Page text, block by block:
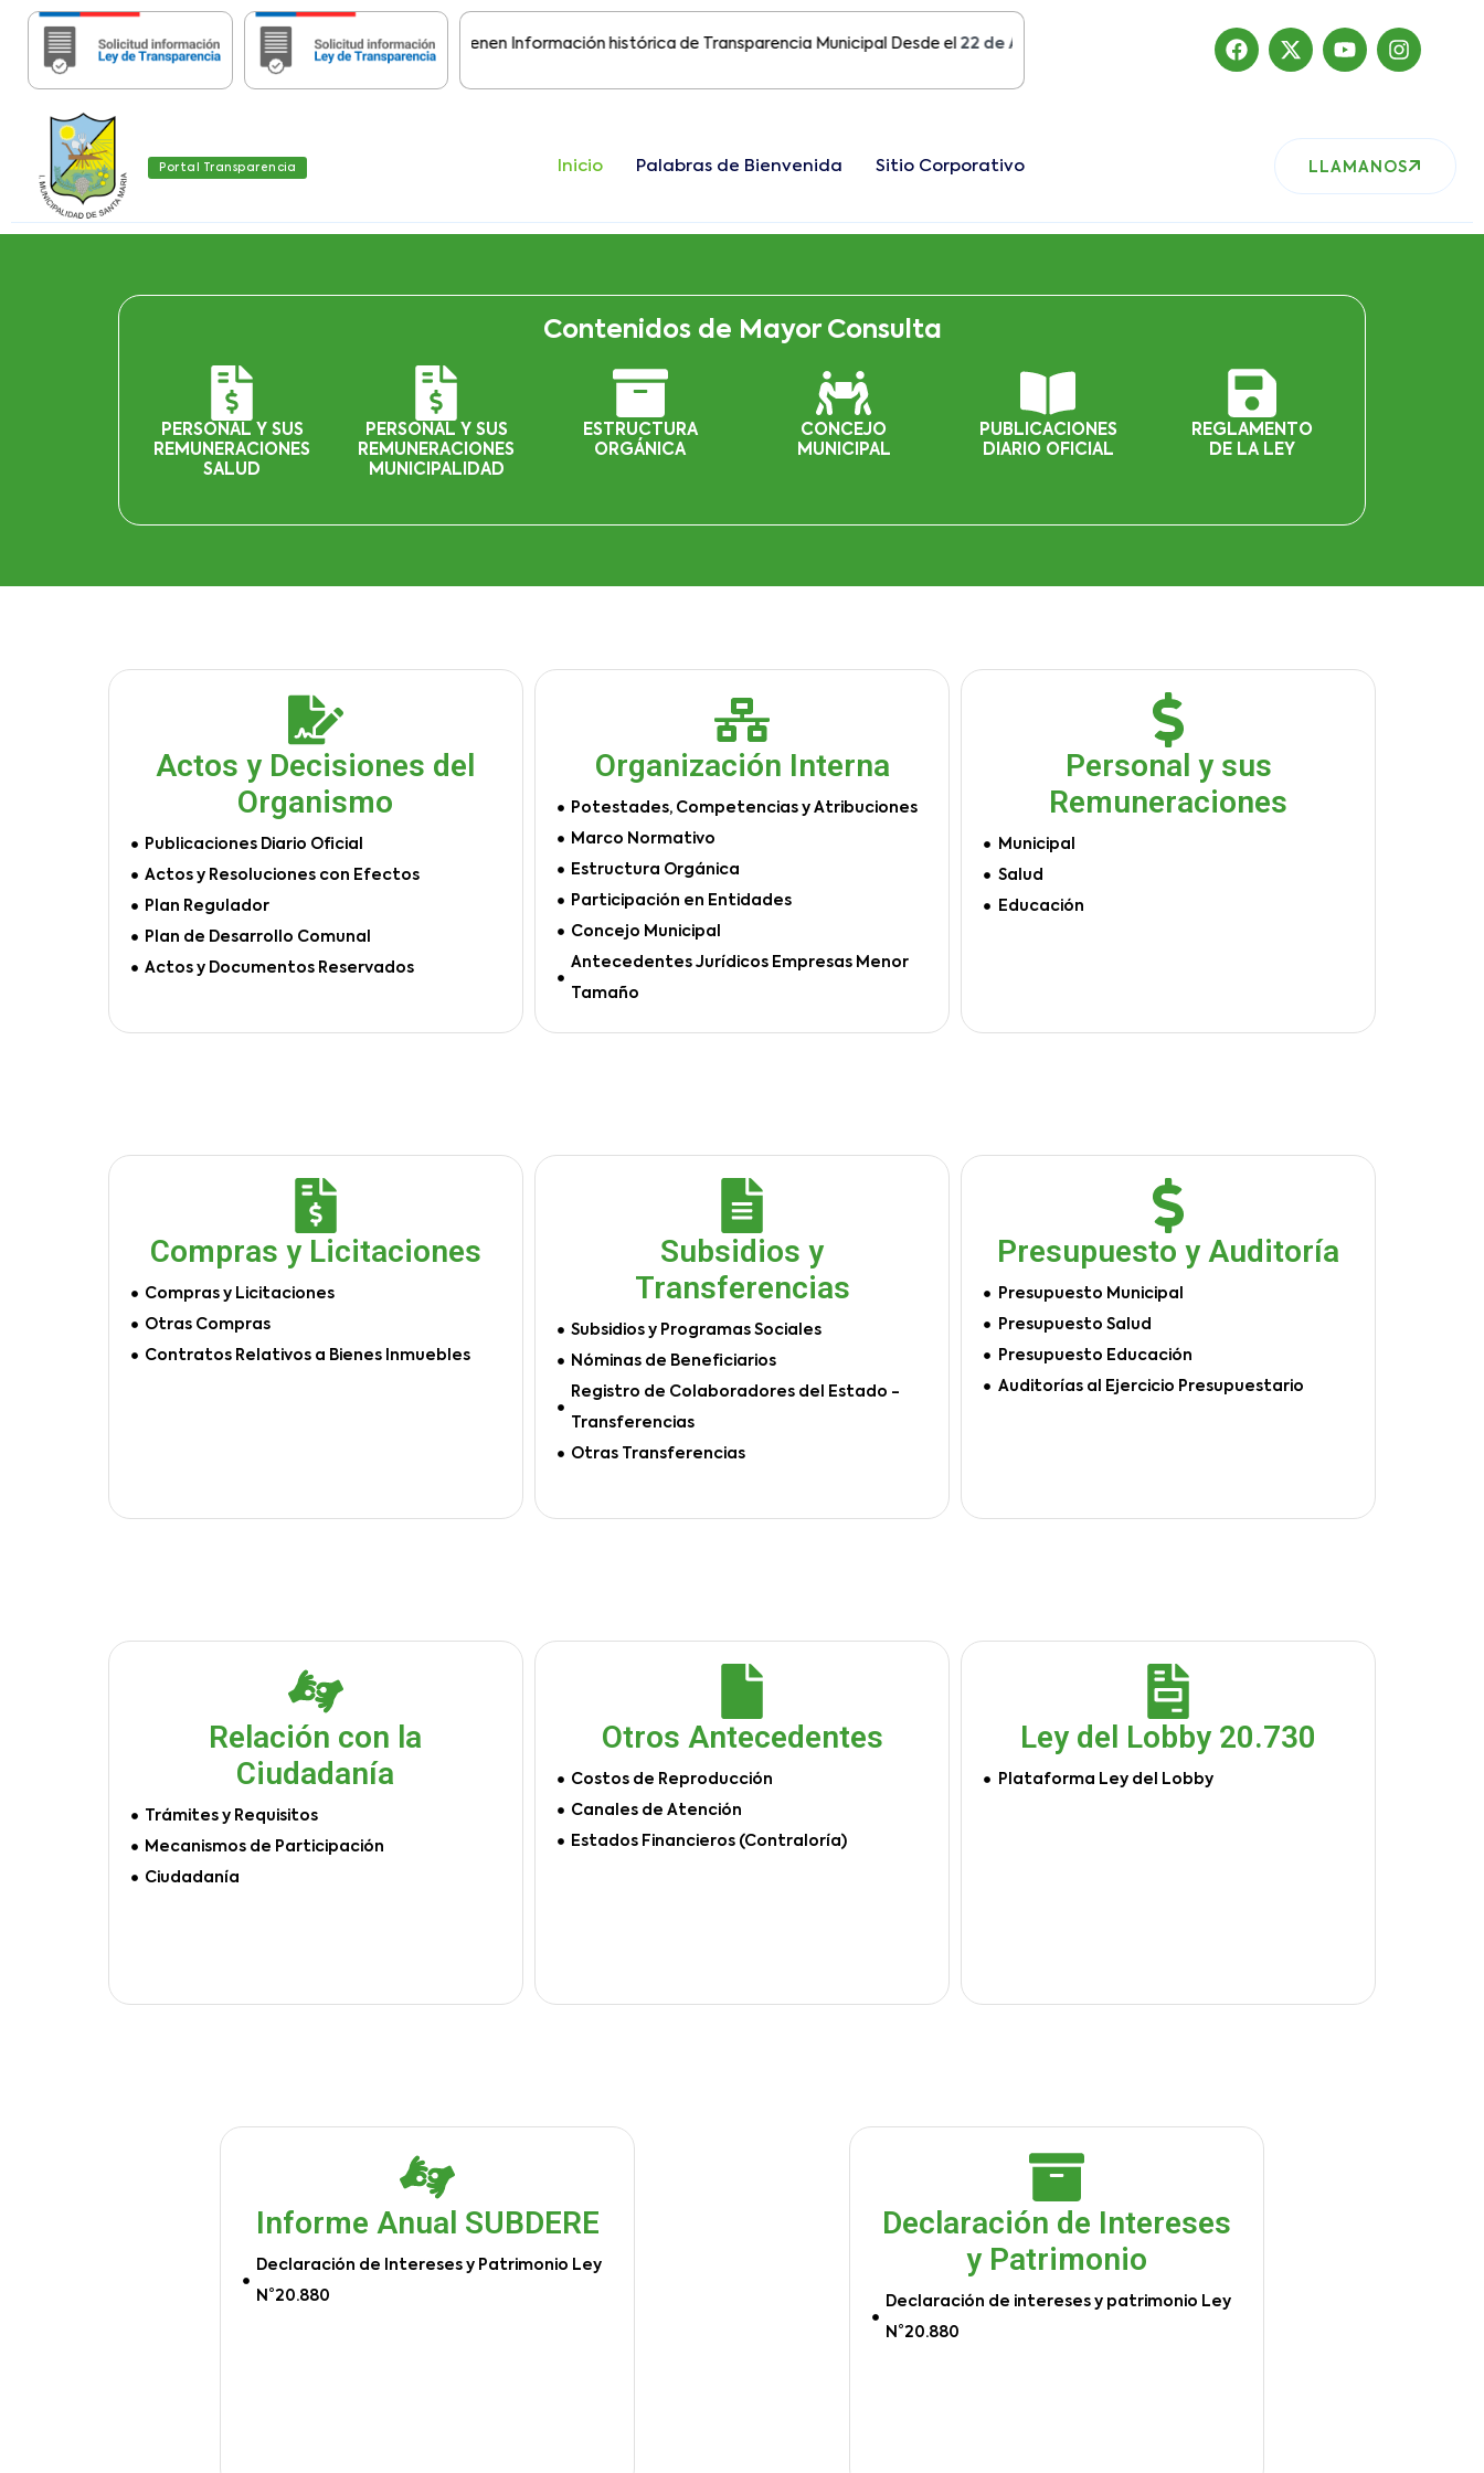
Importante:Estas páginas contienen Información histórica de Transparencia Municipal Desde el22 de Agosto del 2019 , nuestro sitio ha migrado
Portal Transparencia Inicio Palabras de Bienvenida Sitio Corporativo LLAMANOS
Contenidos de Mayor Consulta
PERSONAL Y SUS
REMUNERACIONES
SALUD
PERSONAL Y SUS
REMUNERACIONES
MUNICIPALIDAD
ESTRUCTURA
ORGÁNICA
CONCEJO
MUNICIPAL
PUBLICACIONES
DIARIO OFICIAL
REGLAMENTO
DE LA LEY
Actos y Decisiones del
Organismo
Publicaciones Diario Oficial
Actos y Resoluciones con Efectos
Plan Regulador
Plan de Desarrollo Comunal
Actos y Documentos Reservados
Organización Interna
Potestades, Competencias y Atribuciones
Marco Normativo
Estructura Orgánica
Participación en Entidades
Concejo Municipal
Antecedentes Jurídicos Empresas Menor
Tamaño
Personal y sus
Remuneraciones
Municipal
Salud
Educación
Compras y Licitaciones
Compras y Licitaciones
Otras Compras
Contratos Relativos a Bienes Inmuebles
Subsidios y
Transferencias
Subsidios y Programas Sociales
Nóminas de Beneficiarios
Registro de Colaboradores del Estado -
Transferencias
Otras Transferencias
Presupuesto y Auditoría
Presupuesto Municipal
Presupuesto Salud
Presupuesto Educación
Auditorías al Ejercicio Presupuestario
Relación con la
Ciudadanía
Trámites y Requisitos
Mecanismos de Participación
Ciudadanía
Otros Antecedentes
Costos de Reproducción
Canales de Atención
Estados Financieros (Contraloría)
Ley del Lobby 20.730
Plataforma Ley del Lobby
Informe Anual SUBDERE
Declaración de Intereses y Patrimonio Ley
N°20.880
Declaración de Intereses
y Patrimonio
Declaración de intereses y patrimonio Ley
N°20.880